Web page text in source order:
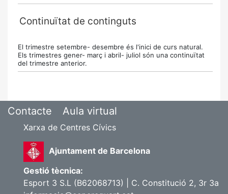
Continuïtat de continguts
El trimestre setembre- desembre és l'inici de curs natural.
Els trimestres gener- març i abril- juliol són una continuïtat
del trimestre anterior.
Contacte Aula virtual
Xarxa de Centres Cívics
Ajuntament de Barcelona
Gestió tècnica:
Esport 3 S.L (B62068713) | C. Constitució 2, 3r 3a